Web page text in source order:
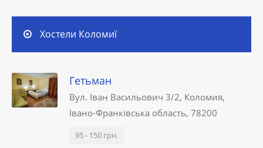
Хостели Коломиї
Гетьман
Вул. Іван Васильович 3/2, Коломия,
Івано-Франківська область, 78200
95 - 150 грн.